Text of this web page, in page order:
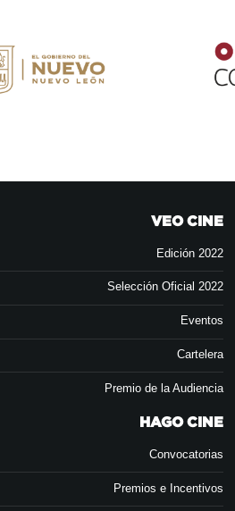
VEO CINE
Edición 2022
Selección Oficial 2022
Eventos
Cartelera
Premio de la Audiencia
HAGO CINE
Convocatorias
Premios e Incentivos